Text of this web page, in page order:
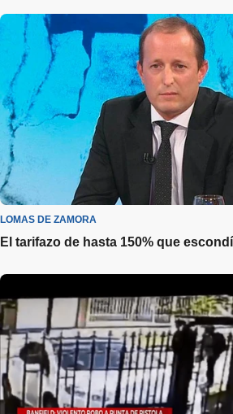
LOMAS DE ZAMORA
El tarifazo de hasta 150% que